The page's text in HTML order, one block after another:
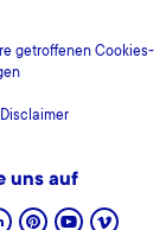
getroffenen Cookies-
uns auf